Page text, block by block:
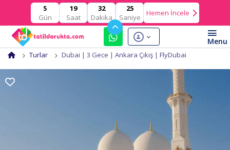
5
Gün
19
Saat
32
Dakika
24
Saniye
Hemen İncele
Turlar Dubai | 3 Gece | Ankara Çıkış | FlyDubai